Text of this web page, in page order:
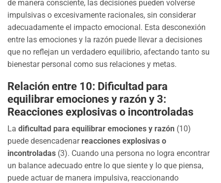
de manera consciente, las decisiones pueden volverse
impulsivas o excesivamente racionales, sin considerar
adecuadamente el impacto emocional. Esta desconexión
entre las emociones y la razón puede llevar a decisiones
que no reflejan un verdadero equilibrio, afectando tanto su
bienestar personal como sus relaciones y metas.
Relación entre 10: Dificultad para
equilibrar emociones y razón y 3:
Reacciones explosivas o incontroladas
La dificultad para equilibrar emociones y razón (10)
puede desencadenar reacciones explosivas o
incontroladas (3). Cuando una persona no logra encontrar
un balance adecuado entre lo que siente y lo que piensa,
puede actuar de manera impulsiva, reaccionando